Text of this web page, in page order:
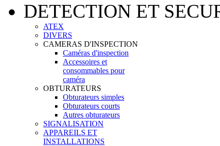
DETECTION ET
ATEX
DIVERS
CAMERAS D'INSPECTION
Caméras d'inspection
Accessoires et
consommables pour
caméra
OBTURATEURS
Obturateurs simples
Obturateurs courts
Autres obturateurs
SIGNALISATION
APPAREILS ET
INSTALLATIONS